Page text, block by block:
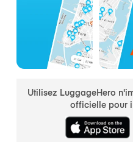
Utilisez LuggageHero
officielle pour